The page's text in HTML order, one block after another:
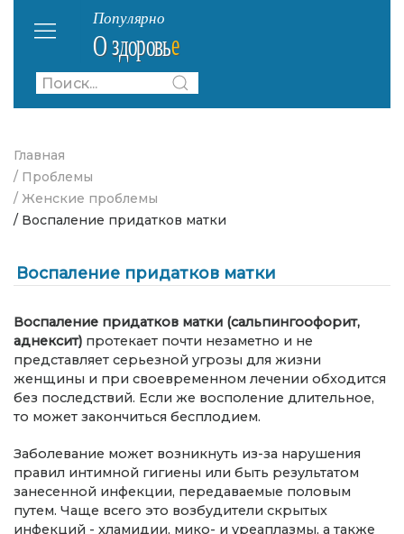
Главная
/ Проблемы
/ Женские проблемы
/ Воспаление придатков матки
Воспаление придатков матки
Воспаление придатков матки (сальпингоофорит,
аднексит) протекает почти незаметно и не
представляет серьезной угрозы для жизни
женщины и при своевременном лечении обходится
без последствий. Если же восполение длительное,
то может закончиться бесплодием.
Заболевание может возникнуть из-за нарушения
правил интимной гигиены или быть результатом
занесенной инфекции, передаваемые половым
путем. Чаще всего это возбудители скрытых
инфекций - хламидии, мико- и уреаплазмы, а также